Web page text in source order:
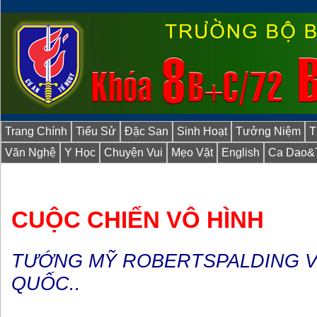
Trang Chính Tiểu Sử Đặc San Sinh Hoạt Tưởng Niệm
Văn Nghệ
Y Học Chuyện Vui Mẹo Vặt English Ca
CUỘC CHIẾN VÔ HÌNH
TƯỚNG MỸ ROBERTSPALDING
QUỐC..